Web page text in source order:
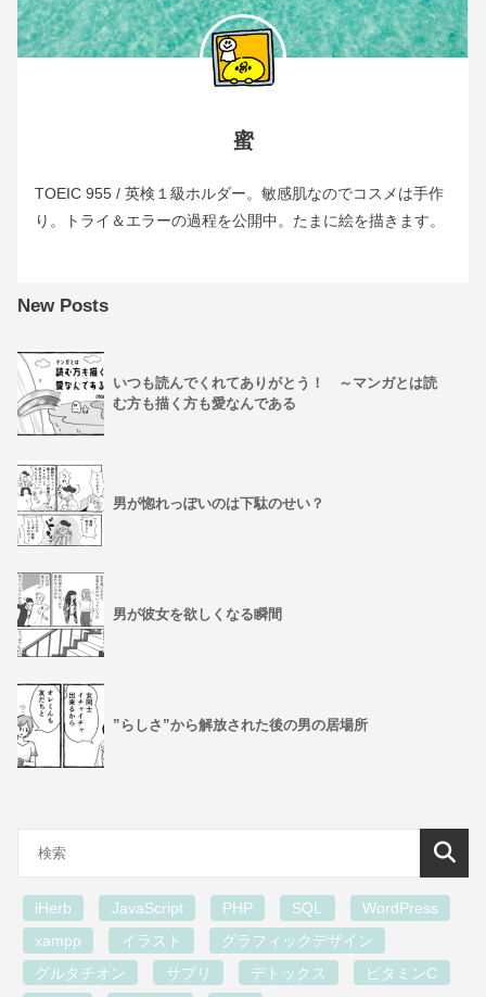
蜜
TOEIC 955 / 英検１級ホルダー。敏感肌なのでコスメは手作
り。トライ＆エラーの過程を公開中。たまに絵を描きます。
New Posts
いつも読んでくれてありがとう！ ～マンガとは読
む方も描く方も愛なんである
男が惚れっぽいのは下駄のせい？
男が彼女を欲しくなる瞬間
”らしさ”から解放された後の男の居場所
iHerb JavaScript PHP SQL
WordPress
xampp
イラスト
グラフィックデザイン
グルタチオン
サプリ デトックス
ビタミンC